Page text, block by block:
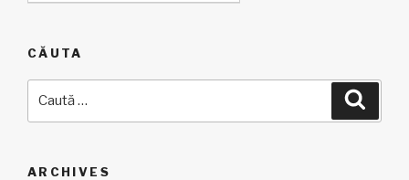
CĂUTA
ARCHIVES